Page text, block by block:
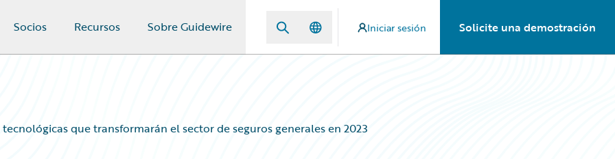
Socios Recursos Sobre Guidewire Iniciar sesión Solicite una demostración
que transformarán el sector de seguros generales en 2023